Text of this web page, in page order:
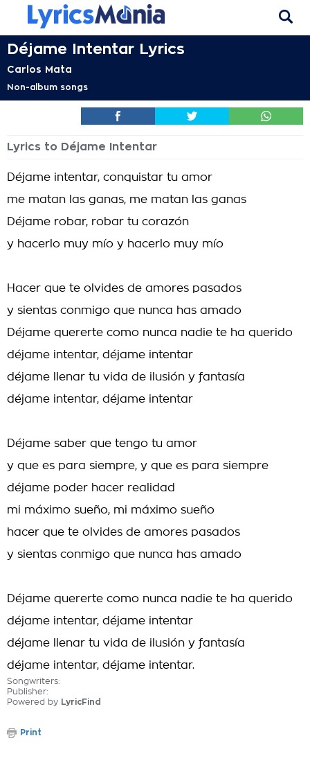
Déjame Intentar Lyrics
Carlos Mata
Non-album songs
Lyrics to Déjame Intentar
Déjame intentar, conquistar tu amor
me matan las ganas, me matan las ganas
Déjame robar, robar tu corazón
y hacerlo muy mío y hacerlo muy mío
Hacer que te olvides de amores pasados
y sientas conmigo que nunca has amado
Déjame quererte como nunca nadie te ha querido
déjame intentar, déjame intentar
déjame llenar tu vida de ilusión y fantasía
déjame intentar, déjame intentar
Déjame saber que tengo tu amor
y que es para siempre, y que es para siempre
déjame poder hacer realidad
mi máximo sueño, mi máximo sueño
hacer que te olvides de amores pasados
y sientas conmigo que nunca has amado
Déjame quererte como nunca nadie te ha querido
déjame intentar, déjame intentar
déjame llenar tu vida de ilusión y fantasía
déjame intentar, déjame intentar.
Songwriters:
Publisher:
Powered by LyricFind
Print